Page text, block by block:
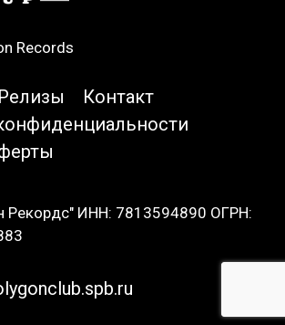
Records
Релизы
Контакт
Рекордс" ИНН: 7813594890 ОГРН: